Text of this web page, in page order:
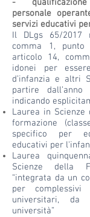
-
personale
servizi educativi
Il DLgs 65/2017
comma 1,
articolo 14,
idonei per
d’infanzia e altri
partire dall’anno
indicando
Laurea in Scienze
formazione
specifico per
educativi per
Laurea
Scienze della
“integrata da un
per
universitari, da
università”